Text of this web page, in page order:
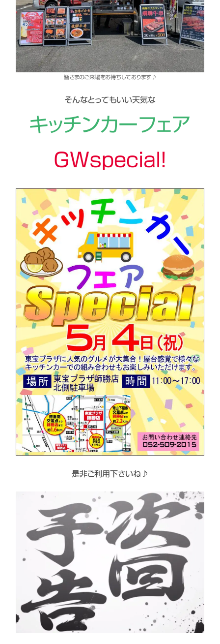
皆さまのご来場をお待ちしております♪
そんなとってもいい天気な
キッチンカーフェア
GWspecial！
是非ご利用下さいね♪